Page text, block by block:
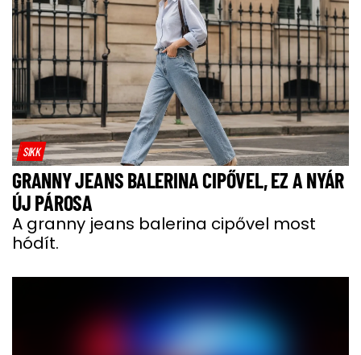
SIKK
GRANNY JEANS BALERINA CIPŐVEL, EZ A NYÁR
ÚJ PÁROSA
A granny jeans balerina cipővel most
hódít.